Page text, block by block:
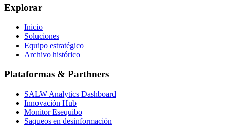
Explorar
Inicio
Soluciones
Equipo estratégico
Archivo histórico
Plataformas & Parthners
SALW Analytics Dashboard
Innovación Hub
Monitor Esequibo
Saqueos en desinformación